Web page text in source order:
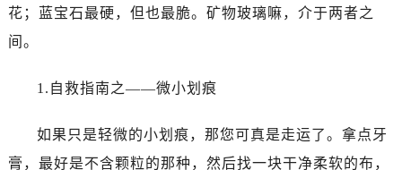
花；蓝宝石最硬，但也最脆。矿物玻璃嘛，介于两者之
间。
1.自救指南之——微小划痕
如果只是轻微的小划痕，那您可真是走运了。拿点牙
膏，最好是不含颗粒的那种，然后找一块干净柔软的布，